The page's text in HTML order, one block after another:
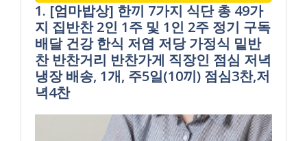
1. [엄마밥상] 한끼 7가지 식단 총 49가
지 집반찬 2인 1주 및 1인 2주 정기 구독
배달 건강 한식 저염 저당 가정식 밑반
찬 반찬거리 반찬가게 직장인 점심 저녁
냉장 배송, 1개, 주5일(10끼) 점심3찬,저
녁4찬